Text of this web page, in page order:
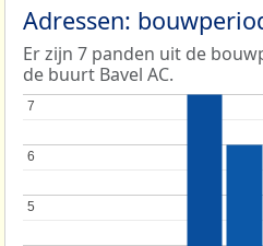
Adressen:
Er zijn 7 panden uit de
de buurt Bavel AC.
5
5
6
6
7
7